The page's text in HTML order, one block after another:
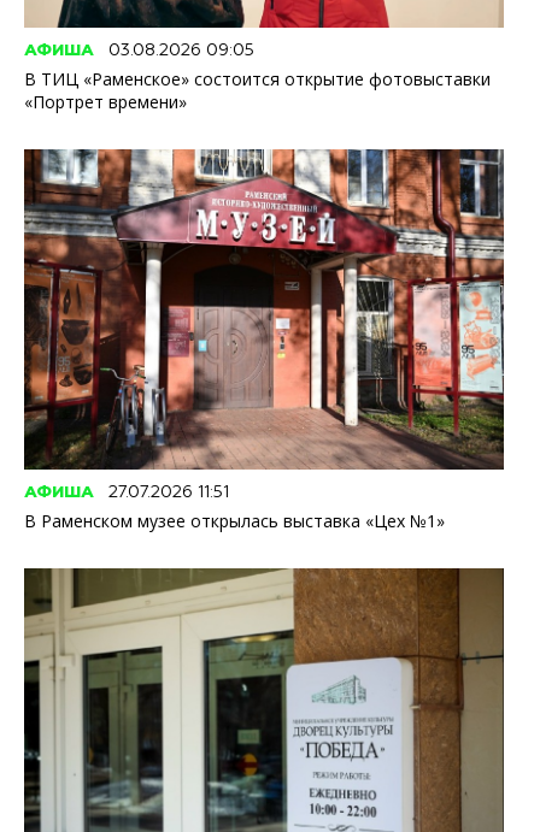
АФИША 03.08.2026 09:05
В ТИЦ «Раменское» состоится открытие фотовыставки
«Портрет времени»
АФИША 27.07.2026 11:51
В Раменском музее открылась выставка «Цех №1»